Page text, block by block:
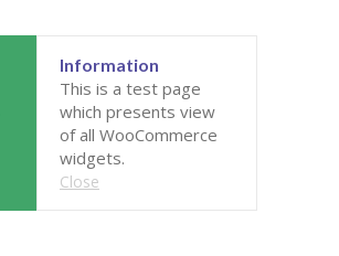
Information
This is a test page
which presents view
of all WooCommerce
widgets.
Close